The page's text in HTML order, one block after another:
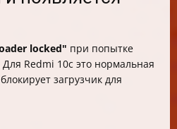
locked" при попытке
Redmi 10c это нормальная
загрузчик для